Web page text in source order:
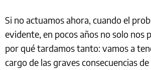
Si no actuamos ahora, cuando el
evidente, en pocos años no solo nos
por qué tardamos tanto: vamos a
cargo de las graves consecuencias